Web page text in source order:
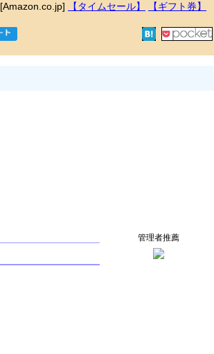
[Amazon.co.jp] 【タイムセール】 【ギフト券】
管理者推薦